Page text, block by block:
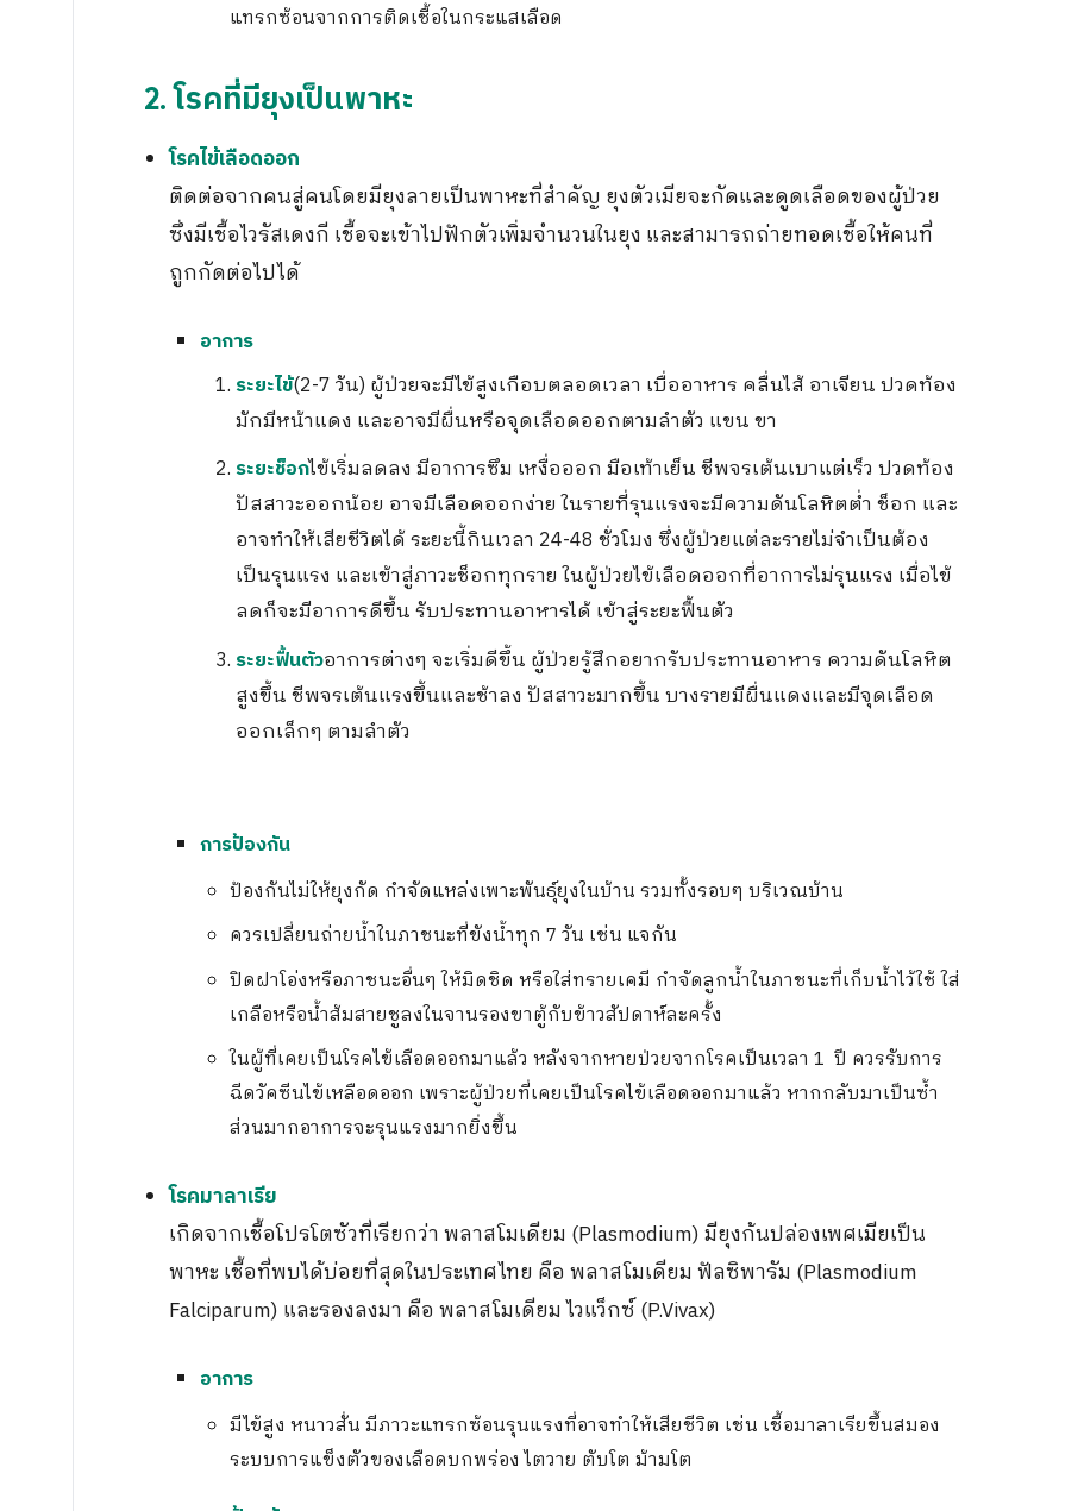
แทรกซ้อนจากการติดเชื้อในกระแสเลือด
2. โรคที่มียุงเป็นพาหะ
โรคไข้เลือดออก
ติดต่อจากคนสู่คนโดยมียุงลายเป็นพาหะที่สำคัญ ยุงตัวเมียจะกัดและดูดเลือดของผู้ป่วย
ซึ่งมีเชื้อไวรัสเดงกี เชื้อจะเข้าไปฟักตัวเพิ่มจำนวนในยุง และสามารถถ่ายทอดเชื้อให้คนที่
ถูกกัดต่อไปได้
อาการ
ระยะไข้(2-7 วัน) ผู้ป่วยจะมีไข้สูงเกือบตลอดเวลา เบื่ออาหาร คลื่นไส้ อาเจียน ปวดท้อง
มักมีหน้าแดง และอาจมีผื่นหรือจุดเลือดออกตามลำตัว แขน ขา
ระยะช็อกไข้เริ่มลดลง มีอาการซึม เหงื่อออก มือเท้าเย็น ชีพจรเต้นเบาแต่เร็ว ปวดท้อง
ปัสสาวะออกน้อย อาจมีเลือดออกง่าย ในรายที่รุนแรงจะมีความดันโลหิตต่ำ ช็อก และ
อาจทำให้เสียชีวิตได้ ระยะนี้กินเวลา 24-48 ชั่วโมง ซึ่งผู้ป่วยแต่ละรายไม่จำเป็นต้อง
เป็นรุนแรง และเข้าสู่ภาวะช็อกทุกราย ในผู้ป่วยไข้เลือดออกที่อาการไม่รุนแรง เมื่อไข้
ลดก็จะมีอาการดีขึ้น รับประทานอาหารได้ เข้าสู่ระยะฟื้นตัว
ระยะฟื้นตัวอาการต่างๆ จะเริ่มดีขึ้น ผู้ป่วยรู้สึกอยากรับประทานอาหาร ความดันโลหิต
สูงขึ้น ชีพจรเต้นแรงขึ้นและช้าลง ปัสสาวะมากขึ้น บางรายมีผื่นแดงและมีจุดเลือด
ออกเล็กๆ ตามลำตัว
การป้องกัน
ป้องกันไม่ให้ยุงกัด กำจัดแหล่งเพาะพันธุ์ยุงในบ้าน รวมทั้งรอบๆ บริเวณบ้าน
ควรเปลี่ยนถ่ายน้ำในภาชนะที่ขังน้ำทุก 7 วัน เช่น แจกัน
ปิดฝาโอ่งหรือภาชนะอื่นๆ ให้มิดชิด หรือใส่ทรายเคมี กำจัดลูกน้ำในภาชนะที่เก็บน้ำไว้ใช้ ใส่
เกลือหรือน้ำส้มสายชูลงในจานรองขาตู้กับข้าวสัปดาห์ละครั้ง
ในผู้ที่เคยเป็นโรคไข้เลือดออกมาแล้ว หลังจากหายป่วยจากโรคเป็นเวลา 1 ปี ควรรับการ
ฉีดวัคซีนไข้เหลือดออก เพราะผู้ป่วยที่เคยเป็นโรคไข้เลือดออกมาแล้ว หากกลับมาเป็นซ้ำ
ส่วนมากอาการจะรุนแรงมากยิ่งขึ้น
โรคมาลาเรีย
เกิดจากเชื้อโปรโตซัวที่เรียกว่า พลาสโมเดียม (Plasmodium) มียุงก้นปล่องเพศเมียเป็น
พาหะ เชื้อที่พบได้บ่อยที่สุดในประเทศไทย คือ พลาสโมเดียม ฟัลซิพารัม (Plasmodium
Falciparum) และรองลงมา คือ พลาสโมเดียม ไวแว็กซ์ (P.Vivax)
อาการ
มีไข้สูง หนาวสั่น มีภาวะแทรกซ้อนรุนแรงที่อาจทำให้เสียชีวิต เช่น เชื้อมาลาเรียขึ้นสมอง
ระบบการแข็งตัวของเลือดบกพร่อง ไตวาย ตับโต ม้ามโต